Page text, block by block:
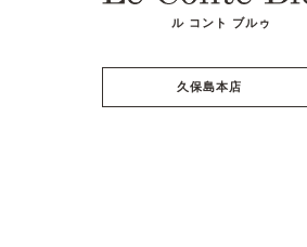
ル コント ブルゥ
久保島本店